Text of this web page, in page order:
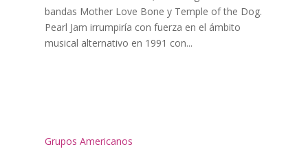
bandas Mother Love Bone y Temple of the Dog.
Pearl Jam irrumpiría con fuerza en el ámbito
musical alternativo en 1991 con...
Grupos Americanos